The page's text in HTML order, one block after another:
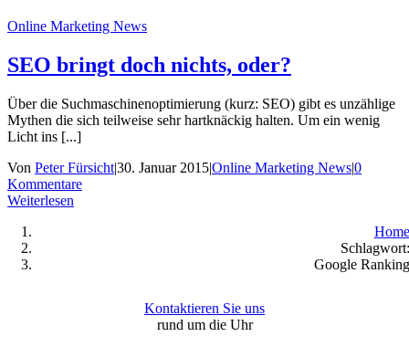
Online Marketing News
SEO bringt doch nichts, oder?
Über die Suchmaschinenoptimierung (kurz: SEO) gibt es unzählige
Mythen die sich teilweise sehr hartknäckig halten. Um ein wenig
Licht ins [...]
Von Peter Fürsicht|30. Januar 2015|Online Marketing News|0
Kommentare
Weiterlesen
Home
Schlagwort:
Google Ranking
Kontaktieren Sie uns
rund um die Uhr